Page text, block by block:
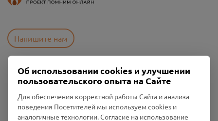
Напишите нам
Пользовательское соглашение
Политика конфиденциальности
Промо-материалы
Настройки cookies
Об использовании cookies и улучшении
пользовательского опыта на Сайте
Для обеспечения корректной работы Сайта и анализа
поведения Посетителей мы используем cookies и
аналогичные технологии. Согласие на использование